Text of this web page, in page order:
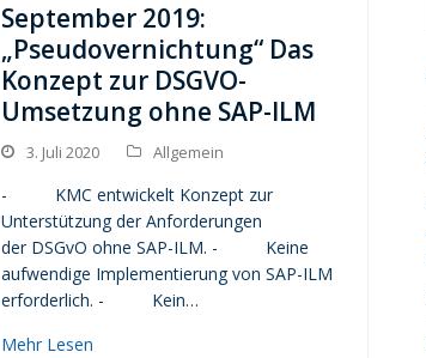
September 2019:
„Pseudovernichtung“ Das
Konzept zur DSGVO-
Umsetzung ohne SAP-ILM
3. Juli 2020 Allgemein
- KMC entwickelt Konzept zur
Unterstützung der Anforderungen
der DSGvO ohne SAP-ILM. - Keine
aufwendige Implementierung von SAP-ILM
erforderlich. - Kein…
Mehr Lesen